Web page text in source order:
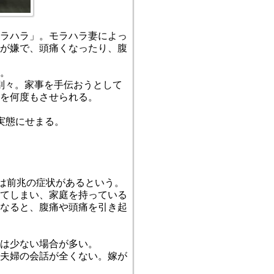
ハラ」。モラハラ妻によっ
嫌で、頭痛くなったり、腹
。家事を手伝おうとして
何度もさせられる。
にせまる。
兆の症状があるという。
しまい、家庭を持っている
ると、腹痛や頭痛を引き起
少ない場合が多い。
婦の会話が全くない。嫁が